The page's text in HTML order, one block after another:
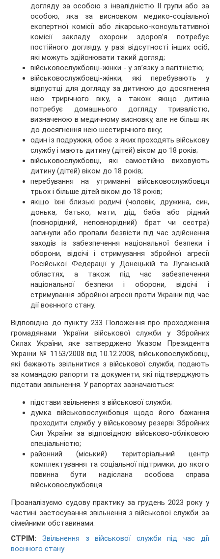
догляду за особою з інвалідністю II групи або за
особою, яка за висновком медико-соціальної
експертної комісії або лікарсько-консультативної
комісії закладу охорони здоров’я потребує
постійного догляду, у разі відсутності інших осіб,
які можуть здійснювати такий догляд;
військовослужбовці-жінки - у зв’язку з вагітністю;
військовослужбовці-жінки, які перебувають у
відпустці для догляду за дитиною до досягнення
нею трирічного віку, а також якщо дитина
потребує домашнього догляду тривалістю,
визначеною в медичному висновку, але не більш як
до досягнення нею шестирічного віку;
один із подружжя, обоє з яких проходять військову
службу і мають дитину (дітей) віком до 18 років;
військовослужбовці, які самостійно виховують
дитину (дітей) віком до 18 років;
перебування на утриманні військовослужбовця
трьох і більше дітей віком до 18 років;
якщо їхні близькі родичі (чоловік, дружина, син,
донька, батько, мати, дід, баба або рідний
(повнорідний, неповнорідний) брат чи сестра)
загинули або пропали безвісти під час здійснення
заходів із забезпечення національної безпеки і
оборони, відсічі і стримування збройної агресії
Російської Федерації у Донецькій та Луганській
областях, а також під час забезпечення
національної безпеки і оборони, відсічі і
стримування збройної агресії проти України під час
дії воєнного стану.
Відповідно до пункту 233 Положення про проходження
громадянами України військової служби у Збройних
Силах України, яке затверджено Указом Президента
України № 1153/2008 від 10.12.2008, військовослужбовці,
які бажають звільнитися з військової служби, подають
за командою рапорти та документи, які підтверджують
підстави звільнення. У рапортах зазначаються:
підстави звільнення з військової служби;
думка військовослужбовця щодо його бажання
проходити службу у військовому резерві Збройних
Сил України за відповідною військово-обліковою
спеціальністю;
районний (міський) територіальний центр
комплектування та соціальної підтримки, до якого
повинна бути надіслана особова справа
військовослужбовця.
Проаналізуємо судову практику за грудень 2023 року у
частині застосування звільнення з військової служби за
сімейними обставинами.
СТРІМ:
Звільнення з військової служби під час дії
воєнного стану